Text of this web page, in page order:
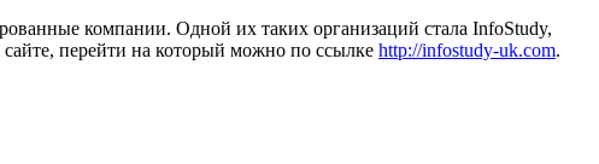
компании. Одной их таких организаций стала InfoStudy,
сайте, перейти на который можно по ссылке http://infostudy-uk.com.